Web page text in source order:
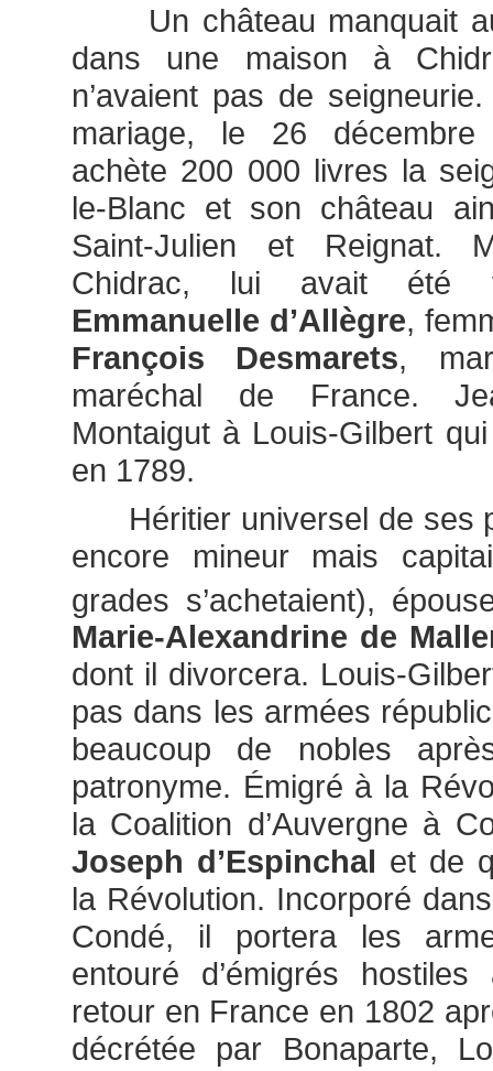
Un château manquait
dans une maison à
n’avaient pas de
mariage, le 26 décembre
achète 200 000 livres la
le-Blanc et son château
Saint-Julien et Reignat.
Chidrac, lui avait
Emmanuelle d’Allègre,
François Desmarets,
maréchal de France.
Montaigut à Louis-Gilbert
en 1789.
Héritier universel de ses
encore mineur mais
grades s’achetaient),
Marie-Alexandrine de
dont il divorcera. Louis-
pas dans les armées
beaucoup de nobles
patronyme. Émigré à la
la Coalition d’Auvergne à
Joseph d’Espinchal et de
la Révolution. Incorporé
Condé, il portera les
entouré d’émigrés
retour en France en 1802
décrétée par Bonaparte,